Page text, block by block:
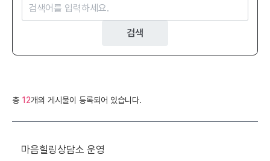
검색
총 12개의 게시물이 등록되어 있습니다.
마음힐링상담소 운영